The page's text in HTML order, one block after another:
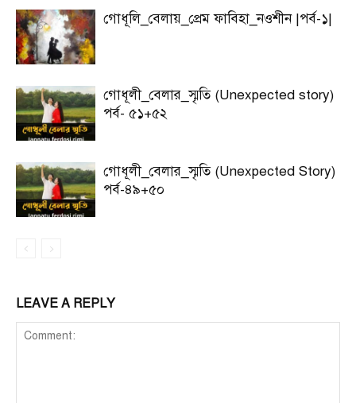
গোধূলি_বেলায়_প্রেম ফাবিহা_নওশীন |পর্ব-১|
গোধূলী_বেলার_স্মৃতি (Unexpected story)
পর্ব- ৫১+৫২
গোধূলী_বেলার_স্মৃতি (Unexpected Story)
পর্ব-৪৯+৫০
LEAVE A REPLY